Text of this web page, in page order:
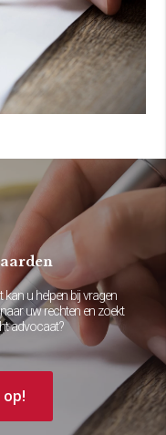
u helpen bij vragen
uw rechten en zoekt
advocaat?